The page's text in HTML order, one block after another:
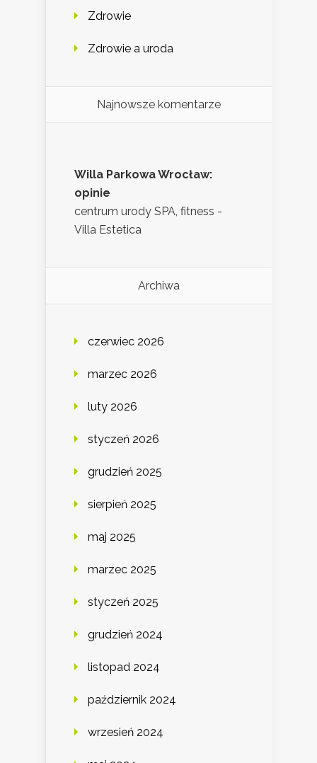
Zdrowie
Zdrowie a uroda
Najnowsze komentarze
Willa Parkowa Wrocław:
opinie
centrum urody SPA, fitness -
Villa Estetica
Archiwa
czerwiec 2026
marzec 2026
luty 2026
styczeń 2026
grudzień 2025
sierpień 2025
maj 2025
marzec 2025
styczeń 2025
grudzień 2024
listopad 2024
październik 2024
wrzesień 2024